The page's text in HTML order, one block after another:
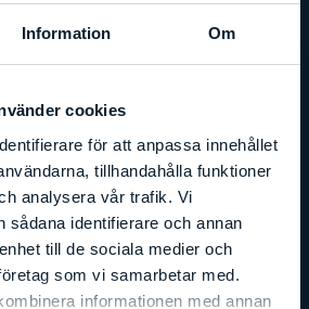
Information Om
cookies
för att anpassa innehållet
tillhandahålla funktioner
analysera vår trafik. Vi
sådana identifierare och annan
till de sociala medier och
som vi samarbetar med.
informationen med annan
2,29 mLyftkapacitet 227 kg